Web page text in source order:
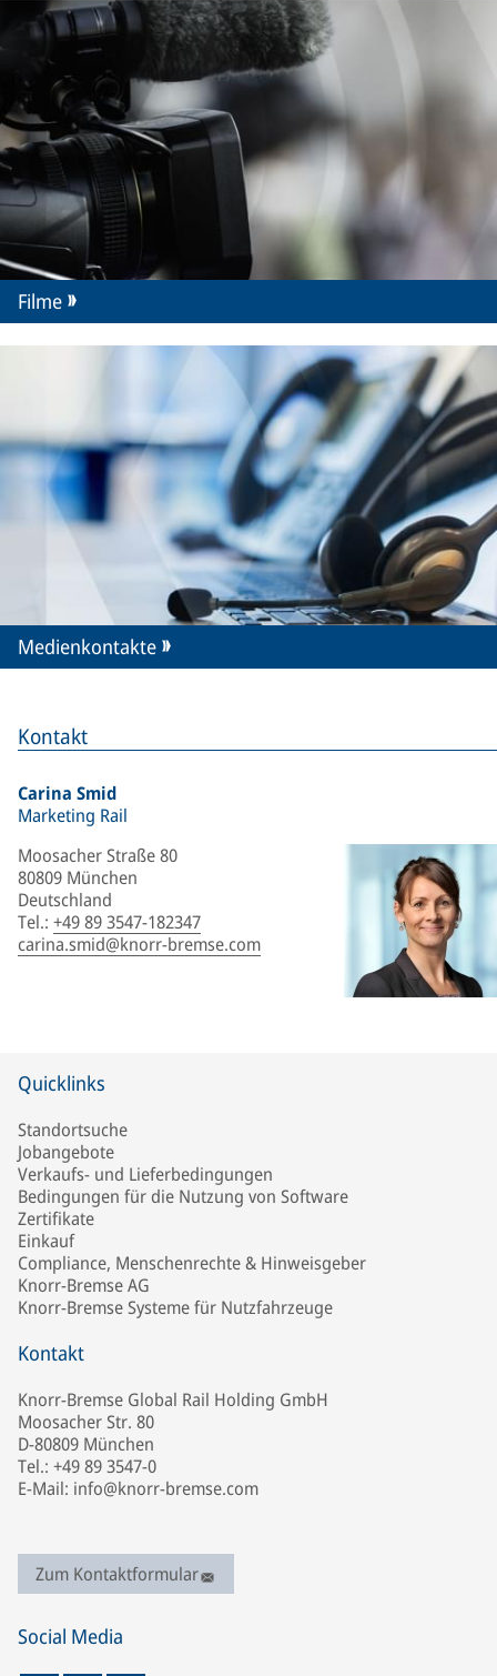
Kontakt
Carina Smid
Marketing Rail
Moosacher Straße 80
80809 München
Deutschland
Tel.: +49 89 3547-182347
carina.smid@knorr-bremse.com
Filme
Medienkontakte
Quicklinks
Standortsuche
Jobangebote
Verkaufs- und Lieferbedingungen
Bedingungen für die Nutzung von Software
Zertifikate
Einkauf
Compliance, Menschenrechte & Hinweisgeber
Knorr-Bremse AG
Knorr-Bremse Systeme für Nutzfahrzeuge
Kontakt
Knorr-Bremse Global Rail Holding GmbH
Moosacher Str. 80
D-80809 München
Tel.: +49 89 3547-0
E-Mail: info@knorr-bremse.com
Zum Kontaktformular
Social Media